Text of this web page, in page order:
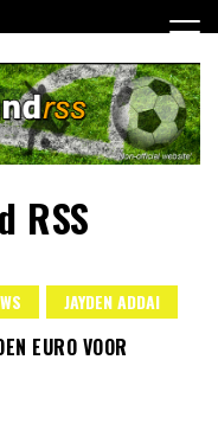
RSS
JAYDEN ADDAI
EURO VOOR